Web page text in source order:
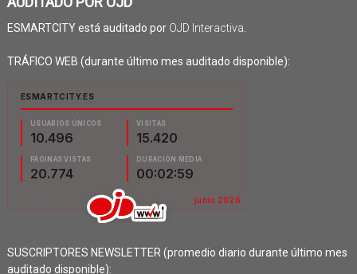
ESMARTCITY está auditado por OJD Interactiva
TRÁFICO WEB (durante último mes auditado disponible):
SUSCRIPTORES NEWSLETTER (promedio diario durante último mes
auditado disponible):